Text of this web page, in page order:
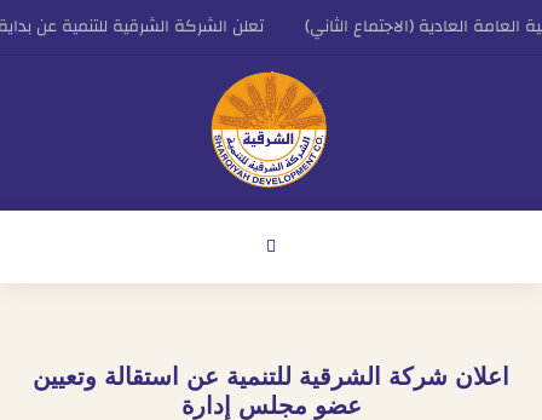
العادية (الاجتماع الثاني)
تعلن الشركة الشرقية للتنمية عن
اعلان الشركة الشرقية للتنمية عن النتائج المالية
اعلان شركة الشرقية للتنمية عن استقالة وتعيين
عضو مجلس إدارة